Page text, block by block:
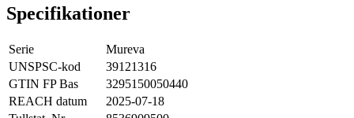
Specifikationer
Serie
Mureva
UNSPSC-kod
39121316
GTIN FP Bas
3295150050440
REACH datum
2025-07-18